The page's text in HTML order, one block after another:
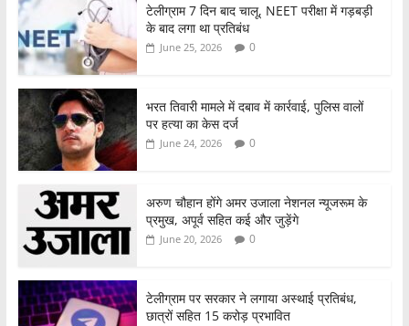
टेलीग्राम 7 दिन बाद चालू, NEET परीक्षा में गड़बड़ी
के बाद लगा था प्रतिबंध
June 25, 2026 0
भरत तिवारी मामले में दबाव में कार्रवाई, पुलिस वालों
पर हत्या का केस दर्ज
June 24, 2026 0
अरुण चौहान होंगे अमर उजाला नेशनल न्यूजरूम के
प्रमुख, अपूर्व सहित कई और जुड़ेंगे
June 20, 2026 0
टेलीग्राम पर सरकार ने लगाया अस्थाई प्रतिबंध,
छात्रों सहित 15 करोड़ प्रभावित